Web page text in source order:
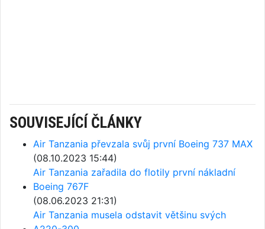
SOUVISEJÍCÍ ČLÁNKY
Air Tanzania převzala svůj první Boeing 737 MAX
(08.10.2023 15:44)
Air Tanzania zařadila do flotily první nákladní
Boeing 767F
(08.06.2023 21:31)
Air Tanzania musela odstavit většinu svých